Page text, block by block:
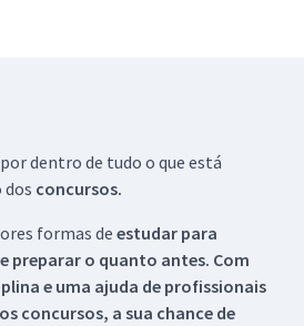
dentro de tudo o que está
concursos.
formas de estudar para
preparar o quanto antes. Com
e uma ajuda de profissionais
concursos, a sua chance de